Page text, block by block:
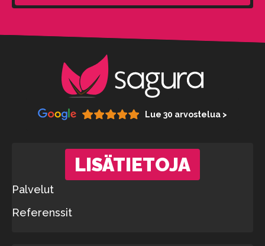
Lue 30 arvostelua >
LISÄTIETOJA
Palvelut
Referenssit